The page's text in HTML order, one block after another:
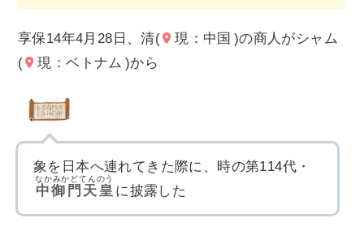
享保14年4月28日、清( 現：中国 )の商人がシャム
(
現：ベトナム )から
象を日本へ連れてきた際に、時の第114代・
中御門天皇
なかみかどてんのう
に披露した